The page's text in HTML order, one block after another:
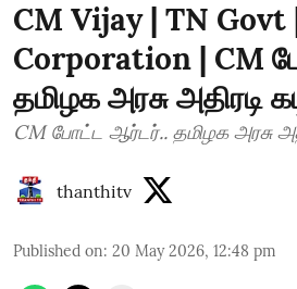
CM Vijay | TN Govt
Corporation | CM
தமிழக அரசு அதிரடி
CM போட்ட ஆர்டர்.. தமிழக அரசு
thanthitv
Published on: 20 May 2026, 12:48 pm